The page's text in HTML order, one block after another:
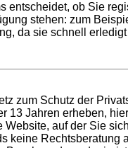
ob Sie
stehen: zum
da sie schnell
zum Schutz der
Jahren erheben,
auf der Sie